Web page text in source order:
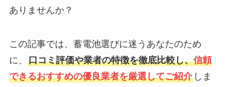
ありませんか？
この記事では、蓄電池選びに迷うあなたのため
に、 口コミ評価や業者の特徴を徹底比較し、信頼
できるおすすめの優良業者を厳選してご紹介しま